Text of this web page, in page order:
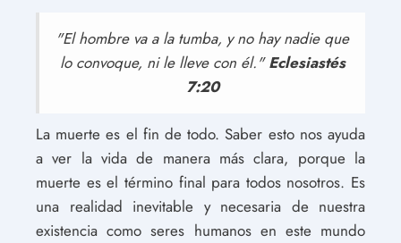
"El hombre va a la tumba, y no hay nadie que
lo convoque, ni le lleve con él."Eclesiastés
7:20
La muerte es el fin de todo. Saber esto nos ayuda
a ver la vida de manera más clara, porque la
muerte es el término final para todos nosotros. Es
una realidad inevitable y necesaria de nuestra
existencia como seres humanos en este mundo